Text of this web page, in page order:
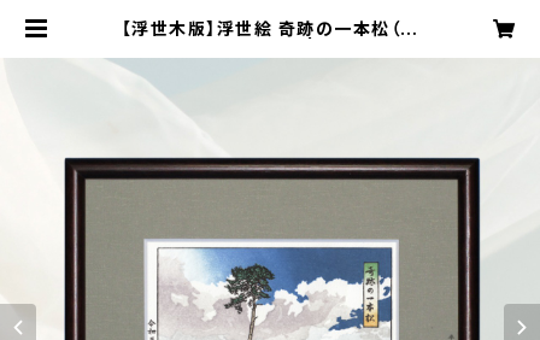
【浮世木版】浮世絵 奇跡の一本松（小